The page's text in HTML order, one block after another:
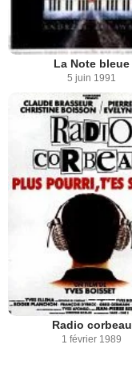
La Note bleue
5 juin 1991
Radio corbeau
1 février 1989